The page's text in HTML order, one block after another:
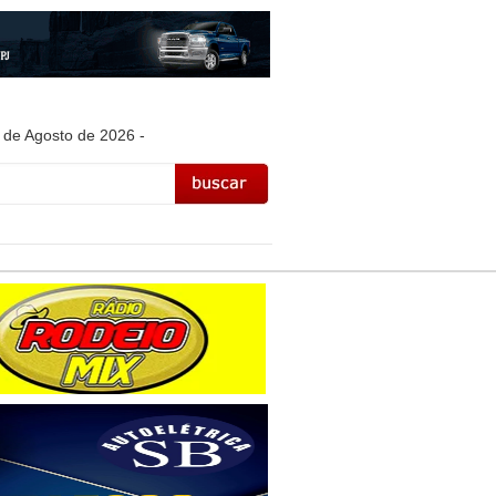
Agosto de 2026 -